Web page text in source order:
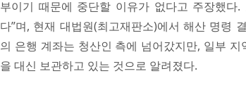
부이기 때문에 중단할 이유가 없다고 주장했다
다”며, 현재 대법원(최고재판소)에서 해산 명령
의 은행 계좌는 청산인 측에 넘어갔지만, 일부
을 대신 보관하고 있는 것으로 알려졌다.